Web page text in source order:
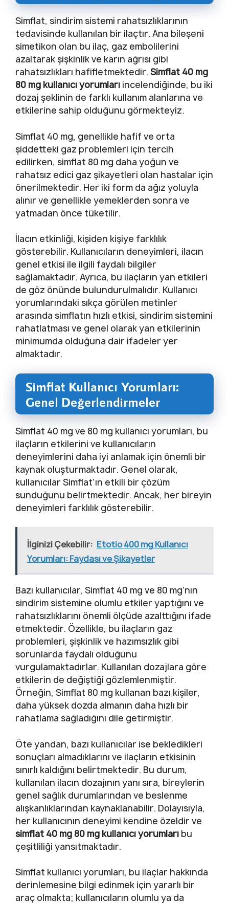
Simflat, sindirim sistemi rahatsızlıklarının
tedavisinde kullanılan bir ilaçtır. Ana bileşeni
simetikon olan bu ilaç, gaz embolilerini
azaltarak şişkinlik ve karın ağrısı gibi
rahatsızlıkları hafifletmektedir. Simflat 40 mg
80 mg kullanıcı yorumları incelendiğinde, bu iki
dozaj şeklinin de farklı kullanım alanlarına ve
etkilerine sahip olduğunu görmekteyiz.
Simflat 40 mg, genellikle hafif ve orta
şiddetteki gaz problemleri için tercih
edilirken, simflat 80 mg daha yoğun ve
rahatsız edici gaz şikayetleri olan hastalar için
önerilmektedir. Her iki form da ağız yoluyla
alınır ve genellikle yemeklerden sonra ve
yatmadan önce tüketilir.
İlacın etkinliği, kişiden kişiye farklılık
gösterebilir. Kullanıcıların deneyimleri, ilacın
genel etkisi ile ilgili faydalı bilgiler
sağlamaktadır. Ayrıca, bu ilaçların yan etkileri
de göz önünde bulundurulmalıdır. Kullanıcı
yorumlarındaki sıkça görülen metinler
arasında simflatın hızlı etkisi, sindirim sistemini
rahatlatması ve genel olarak yan etkilerinin
minimumda olduğuna dair ifadeler yer
almaktadır.
Simflat Kullanıcı Yorumları:
Genel Değerlendirmeler
Simflat 40 mg ve 80 mg kullanıcı yorumları, bu
ilaçların etkilerini ve kullanıcıların
deneyimlerini daha iyi anlamak için önemli bir
kaynak oluşturmaktadır. Genel olarak,
kullanıcılar Simflat’ın etkili bir çözüm
sunduğunu belirtmektedir. Ancak, her bireyin
deneyimleri farklılık gösterebilir.
İlginizi Çekebilir: Etotio 400 mg Kullanıcı
Yorumları: Faydası ve Şikayetler
Bazı kullanıcılar, Simflat 40 mg ve 80 mg’nın
sindirim sistemine olumlu etkiler yaptığını ve
rahatsızlıklarını önemli ölçüde azalttığını ifade
etmektedir. Özellikle, bu ilaçların gaz
problemleri, şişkinlik ve hazımsızlık gibi
sorunlarda faydalı olduğunu
vurgulamaktadırlar. Kullanılan dozajlara göre
etkilerin de değiştiği gözlemlenmiştir.
Örneğin, Simflat 80 mg kullanan bazı kişiler,
daha yüksek dozda almanın daha hızlı bir
rahatlama sağladığını dile getirmiştir.
Öte yandan, bazı kullanıcılar ise bekledikleri
sonuçları almadıklarını ve ilaçların etkisinin
sınırlı kaldığını belirtmektedir. Bu durum,
kullanılan ilacın dozajının yanı sıra, bireylerin
genel sağlık durumlarından ve beslenme
alışkanlıklarından kaynaklanabilir. Dolayısıyla,
her kullanıcının deneyimi kendine özeldir ve
simflat 40 mg 80 mg kullanıcı yorumları bu
çeşitliliği yansıtmaktadır.
Simflat kullanıcı yorumları, bu ilaçlar hakkında
derinlemesine bilgi edinmek için yararlı bir
araç olmakta; kullanıcıların olumlu ya da